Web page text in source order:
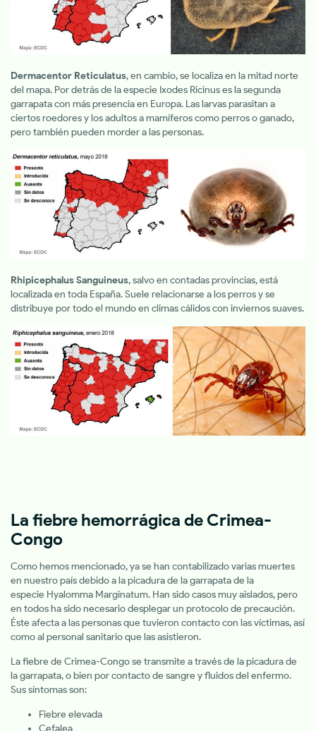
Dermacentor Reticulatus, en cambio, se localiza en la mitad norte
del mapa. Por detrás de la especie Ixodes Ricinus es la segunda
garrapata con más presencia en Europa. Las larvas parasitan a
ciertos roedores y los adultos a mamíferos como perros o ganado,
pero también pueden morder a las personas.
Rhipicephalus Sanguineus, salvo en contadas provincias, está
localizada en toda España. Suele relacionarse a los perros y se
distribuye por todo el mundo en climas cálidos con inviernos suaves.
La fiebre hemorrágica de Crimea-
Congo
Como hemos mencionado, ya se han contabilizado varias muertes
en nuestro país debido a la picadura de la garrapata de la
especie Hyalomma Marginatum. Han sido casos muy aislados, pero
en todos ha sido necesario desplegar un protocolo de precaución.
Éste afecta a las personas que tuvieron contacto con las víctimas, así
como al personal sanitario que las asistieron.
La fiebre de Crimea-Congo se transmite a través de la picadura de
la garrapata, o bien por contacto de sangre y fluidos del enfermo.
Sus síntomas son:
Fiebre elevada
Cefalea